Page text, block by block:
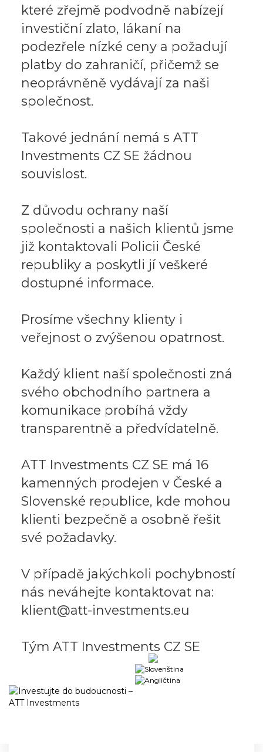
které zřejmě podvodně nabízejí
investiční zlato, lákaní na
podezřele nízké ceny a požadují
platby do zahraničí, přičemž se
neoprávněně vydávají za naši
společnost.
Takové jednání nemá s ATT
Investments CZ SE žádnou
souvislost.
Z důvodu ochrany naší
společnosti a našich klientů jsme
již kontaktovali Policii České
republiky a poskytli jí veškeré
dostupné informace.
Prosíme všechny klienty i
veřejnost o zvýšenou opatrnost.
Každý klient naší společnosti zná
svého obchodního partnera a
komunikace probíhá vždy
transparentně a předvídatelně.
ATT Investments CZ SE má 16
kamenných prodejen v České a
Slovenské republice, kde mohou
klienti bezpečně a osobně řešit
své požadavky.
V případě jakýchkoli pochybností
nás neváhejte kontaktovat na:
klient@att-investments.eu
Tým ATT Investments CZ SE